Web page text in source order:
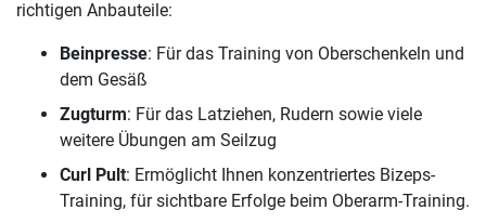
richtigen Anbauteile:
Beinpresse: Für das Training von Oberschenkeln und
dem Gesäß
Zugturm: Für das Latziehen, Rudern sowie viele
weitere Übungen am Seilzug
Curl Pult: Ermöglicht Ihnen konzentriertes Bizeps-
Training, für sichtbare Erfolge beim Oberarm-Training.